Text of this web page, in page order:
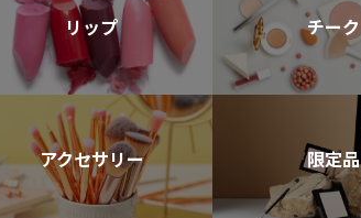
リップ チーク
アクセサリー 限定品